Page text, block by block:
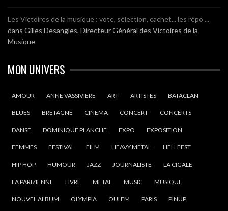
Les Victoires de la musique : vote, sélection, cachet... les répo ...
dans Gilles Desangles, Directeur Général des Victoires de la
Musique
MON UNIVERS
AMOUR ANNE VASSIVIERE ART ARTISTES BATACLAN
BLUES BRETAGNE CINEMA CONCERT CONCERTS
DANSE DOMINIQUE PLANCHE EXPO EXPOSITION
FEMMES FESTIVAL FILM HEAVY METAL HELLFEST
HIP HOP HUMOUR JAZZ JOURNALISTE LA CIGALE
LA PARIZIENNE LIVRE METAL MUSIC MUSIQUE
NOUVEL ALBUM OLYMPIA OUI FM PARIS PINUP